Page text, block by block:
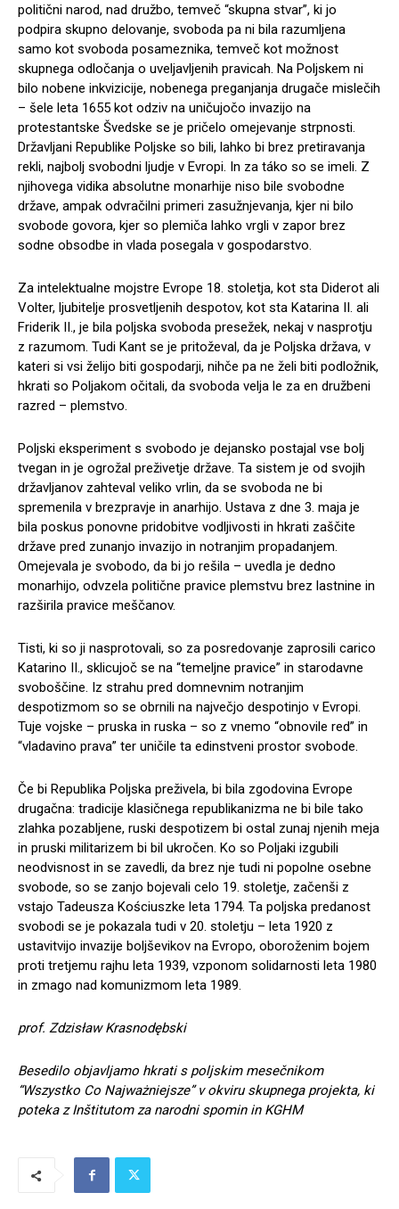
politični narod, nad družbo, temveč “skupna stvar”, ki jo
podpira skupno delovanje, svoboda pa ni bila razumljena
samo kot svoboda posameznika, temveč kot možnost
skupnega odločanja o uveljavljenih pravicah. Na Poljskem ni
bilo nobene inkvizicije, nobenega preganjanja drugače mislečih
– šele leta 1655 kot odziv na uničujočo invazijo na
protestantske Švedske se je pričelo omejevanje strpnosti.
Državljani Republike Poljske so bili, lahko bi brez pretiravanja
rekli, najbolj svobodni ljudje v Evropi. In za táko so se imeli. Z
njihovega vidika absolutne monarhije niso bile svobodne
države, ampak odvračilni primeri zasužnjevanja, kjer ni bilo
svobode govora, kjer so plemiča lahko vrgli v zapor brez
sodne obsodbe in vlada posegala v gospodarstvo.
Za intelektualne mojstre Evrope 18. stoletja, kot sta Diderot ali
Volter, ljubitelje prosvetljenih despotov, kot sta Katarina II. ali
Friderik II., je bila poljska svoboda presežek, nekaj v nasprotju
z razumom. Tudi Kant se je pritoževal, da je Poljska država, v
kateri si vsi želijo biti gospodarji, nihče pa ne želi biti podložnik,
hkrati so Poljakom očitali, da svoboda velja le za en družbeni
razred – plemstvo.
Poljski eksperiment s svobodo je dejansko postajal vse bolj
tvegan in je ogrožal preživetje države. Ta sistem je od svojih
državljanov zahteval veliko vrlin, da se svoboda ne bi
spremenila v brezpravje in anarhijo. Ustava z dne 3. maja je
bila poskus ponovne pridobitve vodljivosti in hkrati zaščite
države pred zunanjo invazijo in notranjim propadanjem.
Omejevala je svobodo, da bi jo rešila – uvedla je dedno
monarhijo, odvzela politične pravice plemstvu brez lastnine in
razširila pravice meščanov.
Tisti, ki so ji nasprotovali, so za posredovanje zaprosili carico
Katarino II., sklicujoč se na “temeljne pravice” in starodavne
svoboščine. Iz strahu pred domnevnim notranjim
despotizmom so se obrnili na največjo despotinjo v Evropi.
Tuje vojske – pruska in ruska – so z vnemo “obnovile red” in
“vladavino prava” ter uničile ta edinstveni prostor svobode.
Če bi Republika Poljska preživela, bi bila zgodovina Evrope
drugačna: tradicije klasičnega republikanizma ne bi bile tako
zlahka pozabljene, ruski despotizem bi ostal zunaj njenih meja
in pruski militarizem bi bil ukročen. Ko so Poljaki izgubili
neodvisnost in se zavedli, da brez nje tudi ni popolne osebne
svobode, so se zanjo bojevali celo 19. stoletje, začenši z
vstajo Tadeusza Kościuszke leta 1794. Ta poljska predanost
svobodi se je pokazala tudi v 20. stoletju – leta 1920 z
ustavitvijo invazije boljševikov na Evropo, oboroženim bojem
proti tretjemu rajhu leta 1939, vzponom solidarnosti leta 1980
in zmago nad komunizmom leta 1989.
prof. Zdzisław Krasnodębski
Besedilo objavljamo hkrati s poljskim mesečnikom
“Wszystko Co Najważniejsze” v okviru skupnega projekta, ki
poteka z Inštitutom za narodni spomin in KGHM